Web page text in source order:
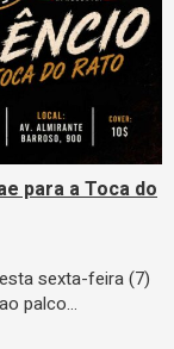
para a Toca do
sexta-feira (7)
palco…